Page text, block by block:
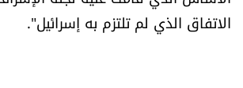
كاميرا
الاتفاق الذي لم تلتزم به إسرائيل".